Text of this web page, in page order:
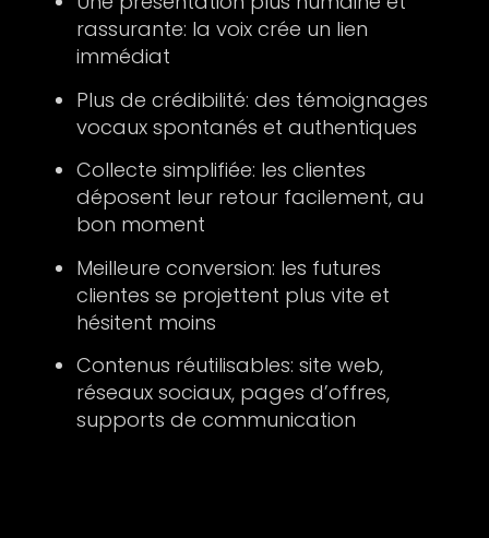
rassurante: la voix crée un lien
immédiat
Plus de crédibilité: des témoignages
vocaux spontanés et authentiques
Collecte simplifiée: les clientes
déposent leur retour facilement, au
bon moment
Meilleure conversion: les futures
clientes se projettent plus vite et
hésitent moins
Contenus réutilisables: site web,
réseaux sociaux, pages d’offres,
supports de communication